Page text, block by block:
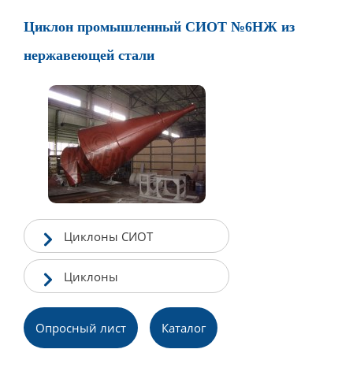
Циклон промышленный СИОТ №6НЖ из
нержавеющей стали
Циклоны СИОТ
Циклоны
Опросный лист Каталог